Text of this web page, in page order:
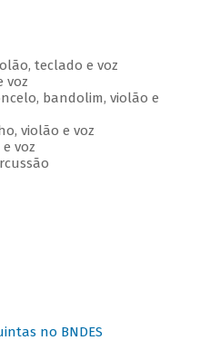
teclado e voz
voz
bandolim, violão e
violão e voz
voz
no BNDES